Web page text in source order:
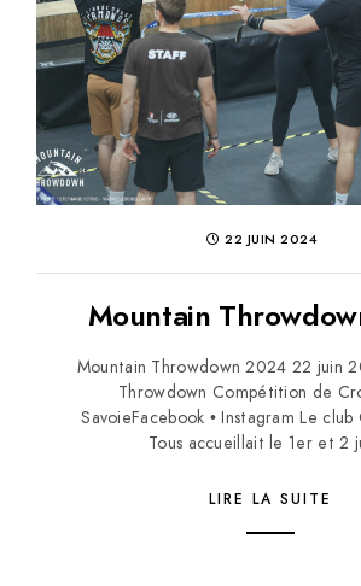
22 JUIN 2024
Mountain
Mountain Throwdown 2024 22 juin
Throwdown Compétition de
SavoieFacebook • Instagram Le club
Tous accueillait le 1er et 2
LIRE LA SUITE